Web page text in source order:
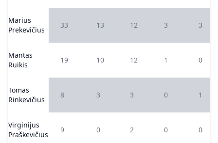
Marius
Prekevičius
33 13 12 3 3
Mantas
Ruikis
19 10 12 1 0
Tomas
Rinkevičius
8 3 3 0 1
Virginijus
Praškevičius
9 0 2 0 0